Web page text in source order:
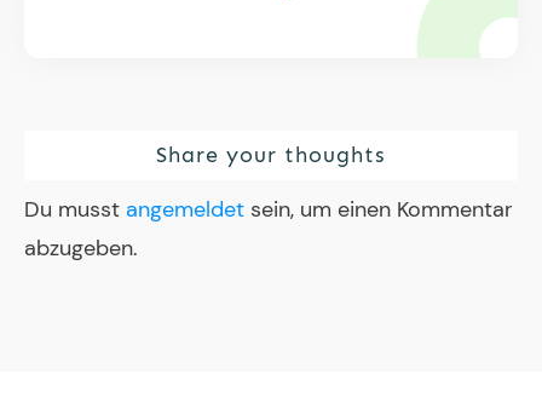
Share your thoughts
Du musst angemeldet sein, um einen Kommentar
abzugeben.